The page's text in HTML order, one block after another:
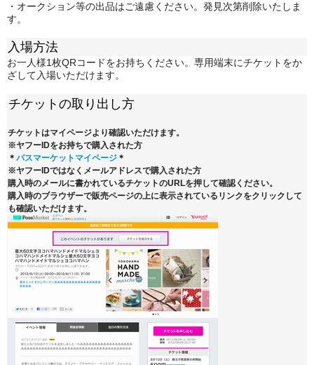
・オークション等の出品はご遠慮ください。発見次第削除いたしま
す。
入場方法
お一人様1枚QRコードをお持ちください。専用端末にチケットをか
ざして入場いただけます。
チケットの取り出し方
チケットはマイページより確認いただけます。
※ヤフーIDをお持ちで購入された方
＊ パスマーケットマイページ ＊
※ヤフーIDではなくメールアドレスで購入された方
購入時のメールに書かれているチケットのURLを押して確認ください。
購入時のブラウザーで販売ページの上に表示されているリンクをクリックして
も確認いただけます。